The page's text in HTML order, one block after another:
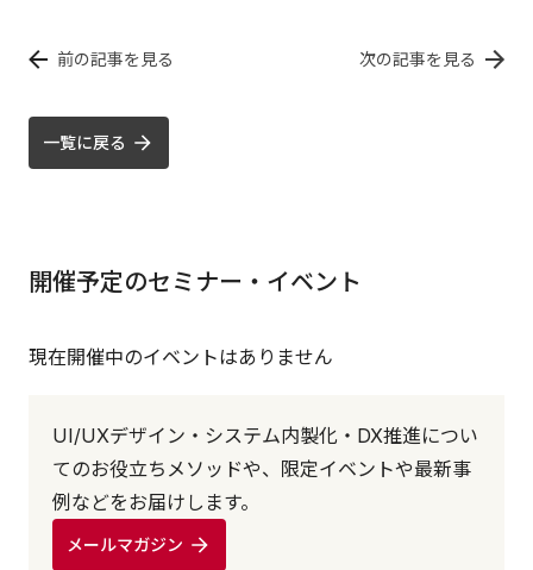
前の記事を見る 次の記事を見る
一覧に戻る
開催予定のセミナー・イベント
現在開催中のイベントはありません
UI/UXデザイン・システム内製化・DX推進につい
てのお役立ちメソッドや、限定イベントや最新事
例などをお届けします。
メールマガジン